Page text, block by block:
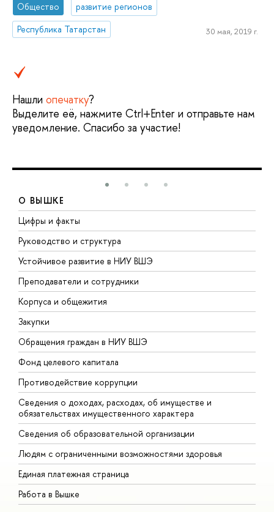
Общество
развитие регионов
Республика Татарстан
30 мая, 2019 г.
Нашли опечатку?
Выделите её, нажмите Ctrl+Enter и отправьте нам
уведомление. Спасибо за участие!
О ВЫШКЕ
Цифры и факты
Руководство и структура
Устойчивое развитие в НИУ ВШЭ
Преподаватели и сотрудники
Корпуса и общежития
Закупки
Обращения граждан в НИУ ВШЭ
Фонд целевого капитала
Противодействие коррупции
Сведения о доходах, расходах, об имуществе и
обязательствах имущественного характера
Сведения об образовательной организации
Людям с ограниченными возможностями здоровья
Единая платежная страница
Работа в Вышке